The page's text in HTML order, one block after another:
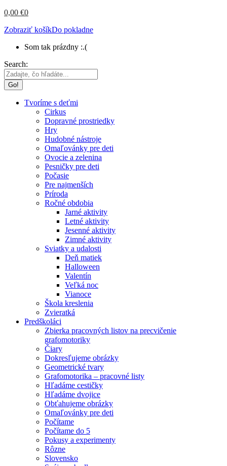
0,00 €0
Zobraziť košíkDo pokladne
Som tak prázdny :.(
Search:
Tvoríme s deťmi
Cirkus
Dopravné prostriedky
Hry
Hudobné nástroje
Omaľovánky pre deti
Ovocie a zelenina
Pesničky pre deti
Počasie
Pre najmenších
Príroda
Ročné obdobia
Jarné aktivity
Letné aktivity
Jesenné aktivity
Zimné aktivity
Sviatky a udalosti
Deň matiek
Halloween
Valentín
Veľká noc
Vianoce
Škola kreslenia
Zvieratká
Predškoláci
Zbierka pracovných listov na precvičenie
grafomotoriky
Čiary
Dokresľujeme obrázky
Geometrické tvary
Grafomotorika – pracovné listy
Hľadáme cestičky
Hľadáme dvojice
Obťahujeme obrázky
Omaľovánky pre deti
Počítame
Počítame do 5
Pokusy a experimenty
Rôzne
Slovensko